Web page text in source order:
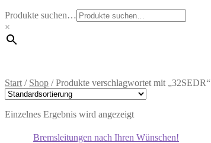
Produkte suchen…
×
Start / Shop /Produkte verschlagwortet mit „32SEDR“
Einzelnes Ergebnis wird angezeigt
Bremsleitungen nach Ihren Wünschen!